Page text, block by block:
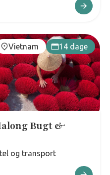
Vietnam 14 dage
Bugt &
og transport